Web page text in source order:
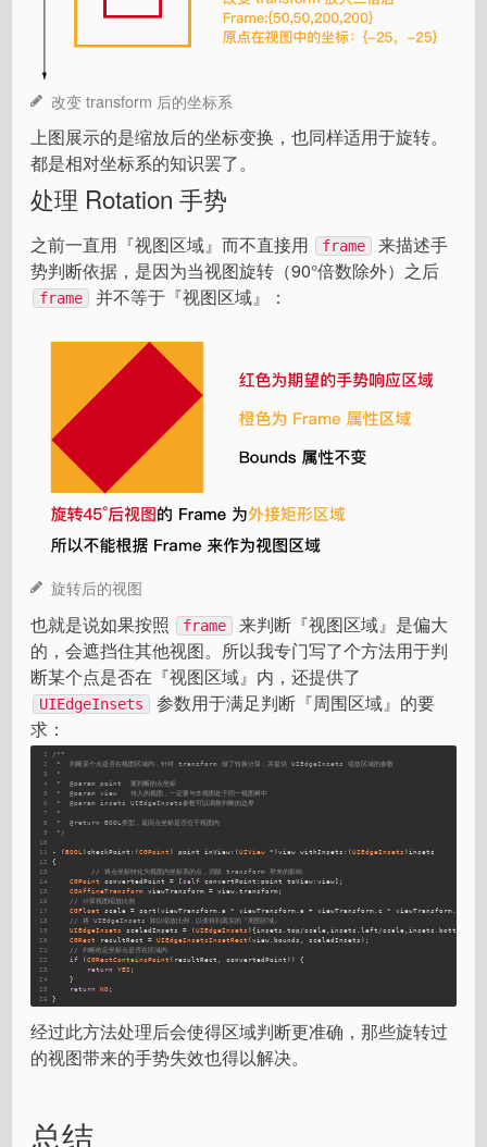
改变 transform 后的坐标系
上图展示的是缩放后的坐标变换，也同样适用于旋转。
都是相对坐标系的知识罢了。
处理 Rotation 手势
之前一直用『视图区域』而不直接用 frame
来描述手
势判断依据，是因为当视图旋转（90°倍数除外）之后
frame 并不等于『视图区域』：
旋转后的视图
也就是说如果按照 frame
来判断『视图区域』是偏大
的，会遮挡住其他视图。所以我专门写了个方法用于判
断某个点是否在『视图区域』内，还提供了
UIEdgeInsets
参数用于满足判断『周围区域』的要
求：
1
2
3
4
5
6
7
8
9
10
11
12
13
14
15
16
17
18
19
20
21
22
23
24
25
26
/**
*  判断某个点是否在视图区域内，针对 transform 做了转换计算，并提供 UIEdgeInsets 缩放区域的参数
*
*  @param point  要判断的点坐标
*  @param view   传入的视图，一定要与本视图处于同一视图树中
*  @param insets UIEdgeInsets参数可以调整判断的边界
*
*  @return BOOL类型，返回点坐标是否位于视图内
*/
- (BOOL )checkPoint:(CGPoint ) point inView:(UIView *)view withInsets:(UIEdgeInsets )insets
{
// 将点坐标转化为视图内坐标系的点，消除 transform 带来的影响
CGPoint
convertedPoint = [self
convertPoint:point toView:view];
CGAffineTransform viewTransform = view.transform;
// 计算视图缩放比例
CGFloat
scale = sqrt(viewTransform.a * viewTransform.a + viewTransform.c * viewTransform.c);
// 将 UIEdgeInsets 除以缩放比例，以便得到真实的『周围区域』
UIEdgeInsets
scaledInsets = (UIEdgeInsets ){insets.top/scale,insets.left/scale,insets.bottom/
CGRect
resultRect = UIEdgeInsetsInsetRect (view.bounds, scaledInsets);
// 判断给定坐标点是否在区域内
if
(CGRectContainsPoint (resultRect, convertedPoint)) {
return
YES ;
    }
return
NO;
}
经过此方法处理后会使得区域判断更准确，那些旋转过
的视图带来的手势失效也得以解决。
总结